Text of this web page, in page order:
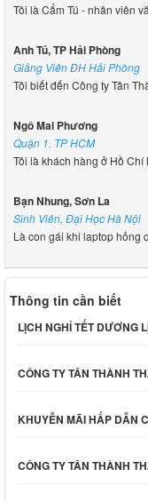
Tôi là Cẩm Tú - nhân viên
Anh Tú, TP Hải Phòng
Giảng Viên ĐH Hải Phòng
Tôi biết đến Công ty Tân
Ngô Mai Phương
Quận 1. TP HCM
Tôi là khách hàng ở Hồ Chí
Bạn Nhung, Sơn La
Sinh Viên, Đại Học Hà Nội
Là con gái khi laptop hỏng
Thông tin cần biết
LỊCH NGHỈ TẾT DƯƠNG
CÔNG TY TÂN THÀNH
KHUYỄN MÃI HẤP DẪN
CÔNG TY TÂN THÀNH